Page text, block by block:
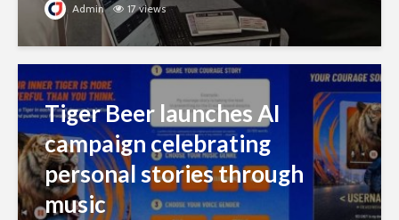
Admin 17 views
Tiger Beer launches AI
campaign celebrating
personal stories through
music